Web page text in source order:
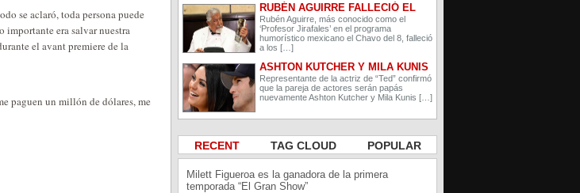
se aclaró, toda persona puede
importante era salvar nuestra
el avant premiere de la
paguen un millón de dólares, me
RUBÉN AGUIRRE FALLECIÓ EL
PROFESOR JIRAFALES DE EL
CHAVO DEL 8
Rubén Aguirre, más conocido como el
‘Profesor Jirafales’ en el programa
humorístico mexicano el Chavo del 8, falleció
a los […]
ASHTON KUTCHER Y MILA KUNIS
ESPERAN A SU SEGUNDO HIJO
Representante de la actriz de “Ted” confirmó
que la pareja de actores serán papás
nuevamente Ashton Kutcher y Mila Kunis […]
RECENT TAG CLOUD POPULAR
Milett Figueroa es la ganadora de la primera
temporada “El Gran Show”